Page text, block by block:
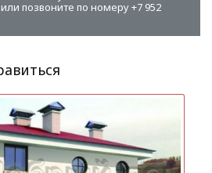
позвоните по номеру +7 952